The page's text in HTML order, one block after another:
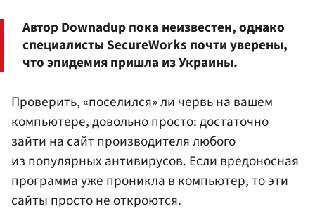
Автор Downadup пока неизвестен, однако
специалисты SecureWorks почти уверены,
что эпидемия пришла из Украины.
Проверить, «поселился» ли червь на вашем
компьютере, довольно просто: достаточно
зайти на сайт производителя любого
из популярных антивирусов. Если вредоносная
программа уже проникла в компьютер, то эти
сайты просто не откроются.